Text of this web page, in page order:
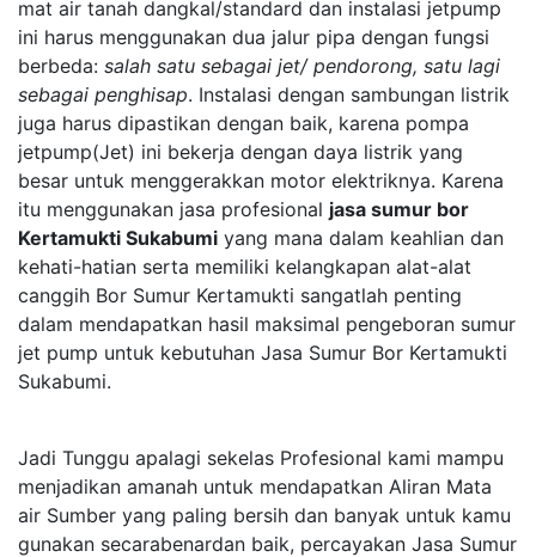
mat air tanah dangkal/standard dan instalasi jetpump
ini harus menggunakan dua jalur pipa dengan fungsi
berbeda: salah satu sebagai jet/ pendorong, satu lagi
sebagai penghisap. Instalasi dengan sambungan listrik
juga harus dipastikan dengan baik, karena pompa
jetpump(Jet) ini bekerja dengan daya listrik yang
besar untuk menggerakkan motor elektriknya. Karena
itu menggunakan jasa profesional jasa sumur bor
Kertamukti Sukabumi yang mana dalam keahlian dan
kehati-hatian serta memiliki kelangkapan alat-alat
canggih Bor Sumur Kertamukti sangatlah penting
dalam mendapatkan hasil maksimal pengeboran sumur
jet pump untuk kebutuhan Jasa Sumur Bor Kertamukti
Sukabumi.
Jadi Tunggu apalagi sekelas Profesional kami mampu
menjadikan amanah untuk mendapatkan Aliran Mata
air Sumber yang paling bersih dan banyak untuk kamu
gunakan secarabenardan baik, percayakan Jasa Sumur